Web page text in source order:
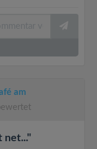
am
net..."